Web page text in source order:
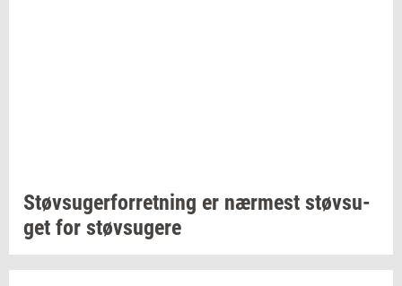
Støv­su­ger­for­ret­ning er nær­mest støv­su­
get for støv­su­ge­re